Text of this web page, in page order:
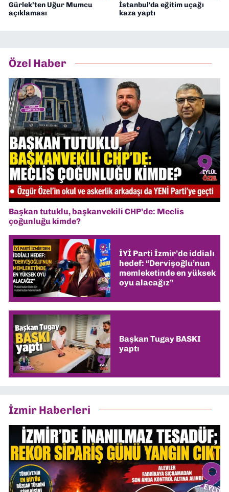
Gürlek’ten Uğur Mumcu
açıklaması
İstanbul'da eğitim uçağı
kaza yaptı
Özel Haber
Başkan tutuklu, başkanvekili CHP’de: Meclis
çoğunluğu kimde?
İYİ Parti İzmir’de iddialı
hedef: “Dervişoğlu’nun
memleketinde en yüksek
oyu alacağız”
Başkan Tugay BASKI
yaptı
İzmir Haberleri